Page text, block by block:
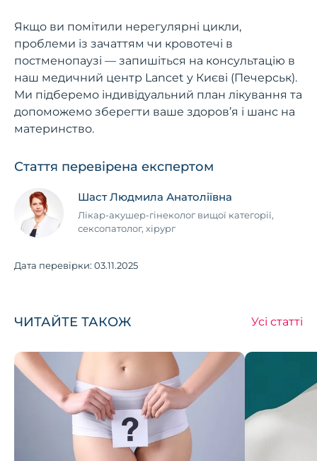
Якщо ви помітили нерегулярні цикли,
проблеми із зачаттям чи кровотечі в
постменопаузі — запишіться на консультацію в
наш медичний центр Lancet у Києві (Печерськ).
Ми підберемо індивідуальний план лікування та
допоможемо зберегти ваше здоров’я і шанс на
материнство.
Стаття перевірена експертом
Шаст Людмила Анатоліївна
Лікар-акушер-гінеколог вищої категорії,
сексопатолог, хірург
Дата перевірки: 03.11.2025
ЧИТАЙТЕ ТАКОЖ Усі статті